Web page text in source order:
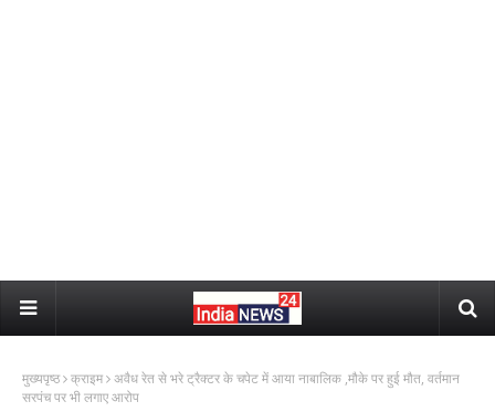
मुख्यपृष्ठ क्राइम अवैध रेत से भरे ट्रैक्टर के चपेट में आया नाबालिक ,मौके पर हुई मौत, वर्तमान
सरपंच पर भी लगाए आरोप